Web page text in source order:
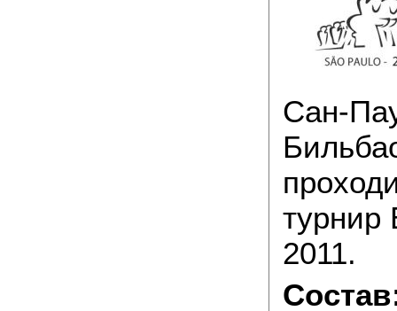
Сан-
2011.